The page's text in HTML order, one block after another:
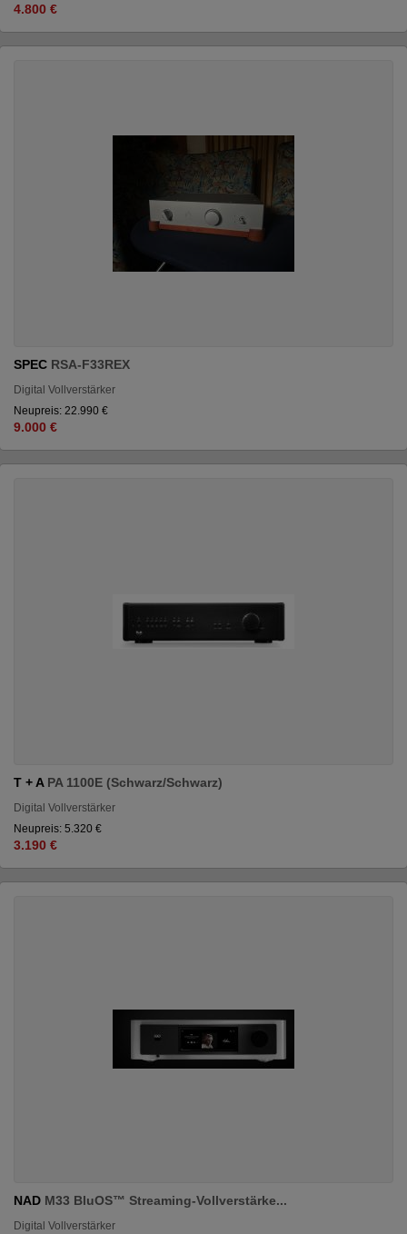
4.800 €
SPEC RSA-F33REX
Digital Vollverstärker
Neupreis: 22.990 €
9.000 €
T + A PA 1100E (Schwarz/Schwarz)
Digital Vollverstärker
Neupreis: 5.320 €
3.190 €
NAD M33 BluOS™ Streaming-Vollverstärke...
Digital Vollverstärker